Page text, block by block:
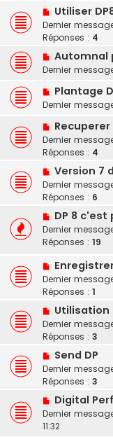
Utiliser
Dernier
Réponses : 4
Automnal
Dernier
Plantage
Dernier
Dernier
Réponses : 4
Version 7
Dernier
Réponses : 6
DP 8 c'est
Dernier
Réponses : 19
Dernier
Réponses : 1
Utilisation
Dernier
Réponses : 3
Send DP
Dernier
Réponses : 3
Digital
Dernier
11:32